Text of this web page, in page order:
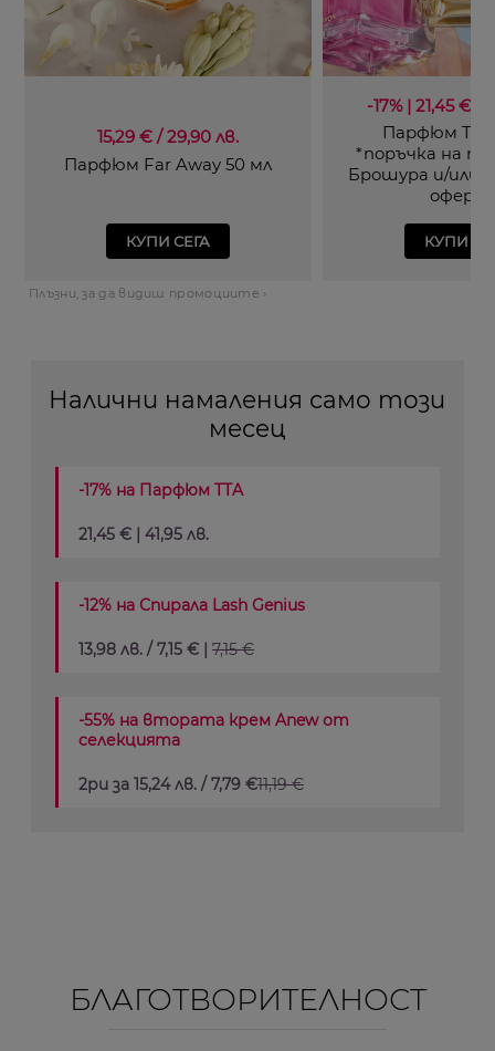
15,29 € / 29,90 лв.
Парфюм Far Away 50 мл
КУПИ СЕГА
-17% | 21,45 €* /
Парфюм TTA
*поръчка на
Брошура и/или
КУПИ
Плъзни, за да видиш промоциите ›
Налични намаления само този
месец
-17% на Парфюм TTA
21,45 € | 41,95 лв.
-12% на Спирала Lash Genius
13,98 лв. / 7,15 € | 7,15 €
-55% на втората крем Anew от
селекцията
2ри за 15,24 лв. / 7,79 €11,19 €
БЛАГОТВОРИТЕЛНОСТ